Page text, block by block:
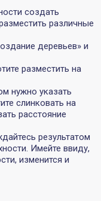
создать
различные
деревьев» и
разместить на
нужно указать
слинковать на
расстояние
результатом
Имейте ввиду,
изменится и